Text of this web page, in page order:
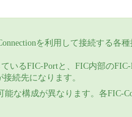
を利用して接続する各
いるFIC-Portと、FIC内部のFIC-
続先になります。
な構成が異なります。各FIC-